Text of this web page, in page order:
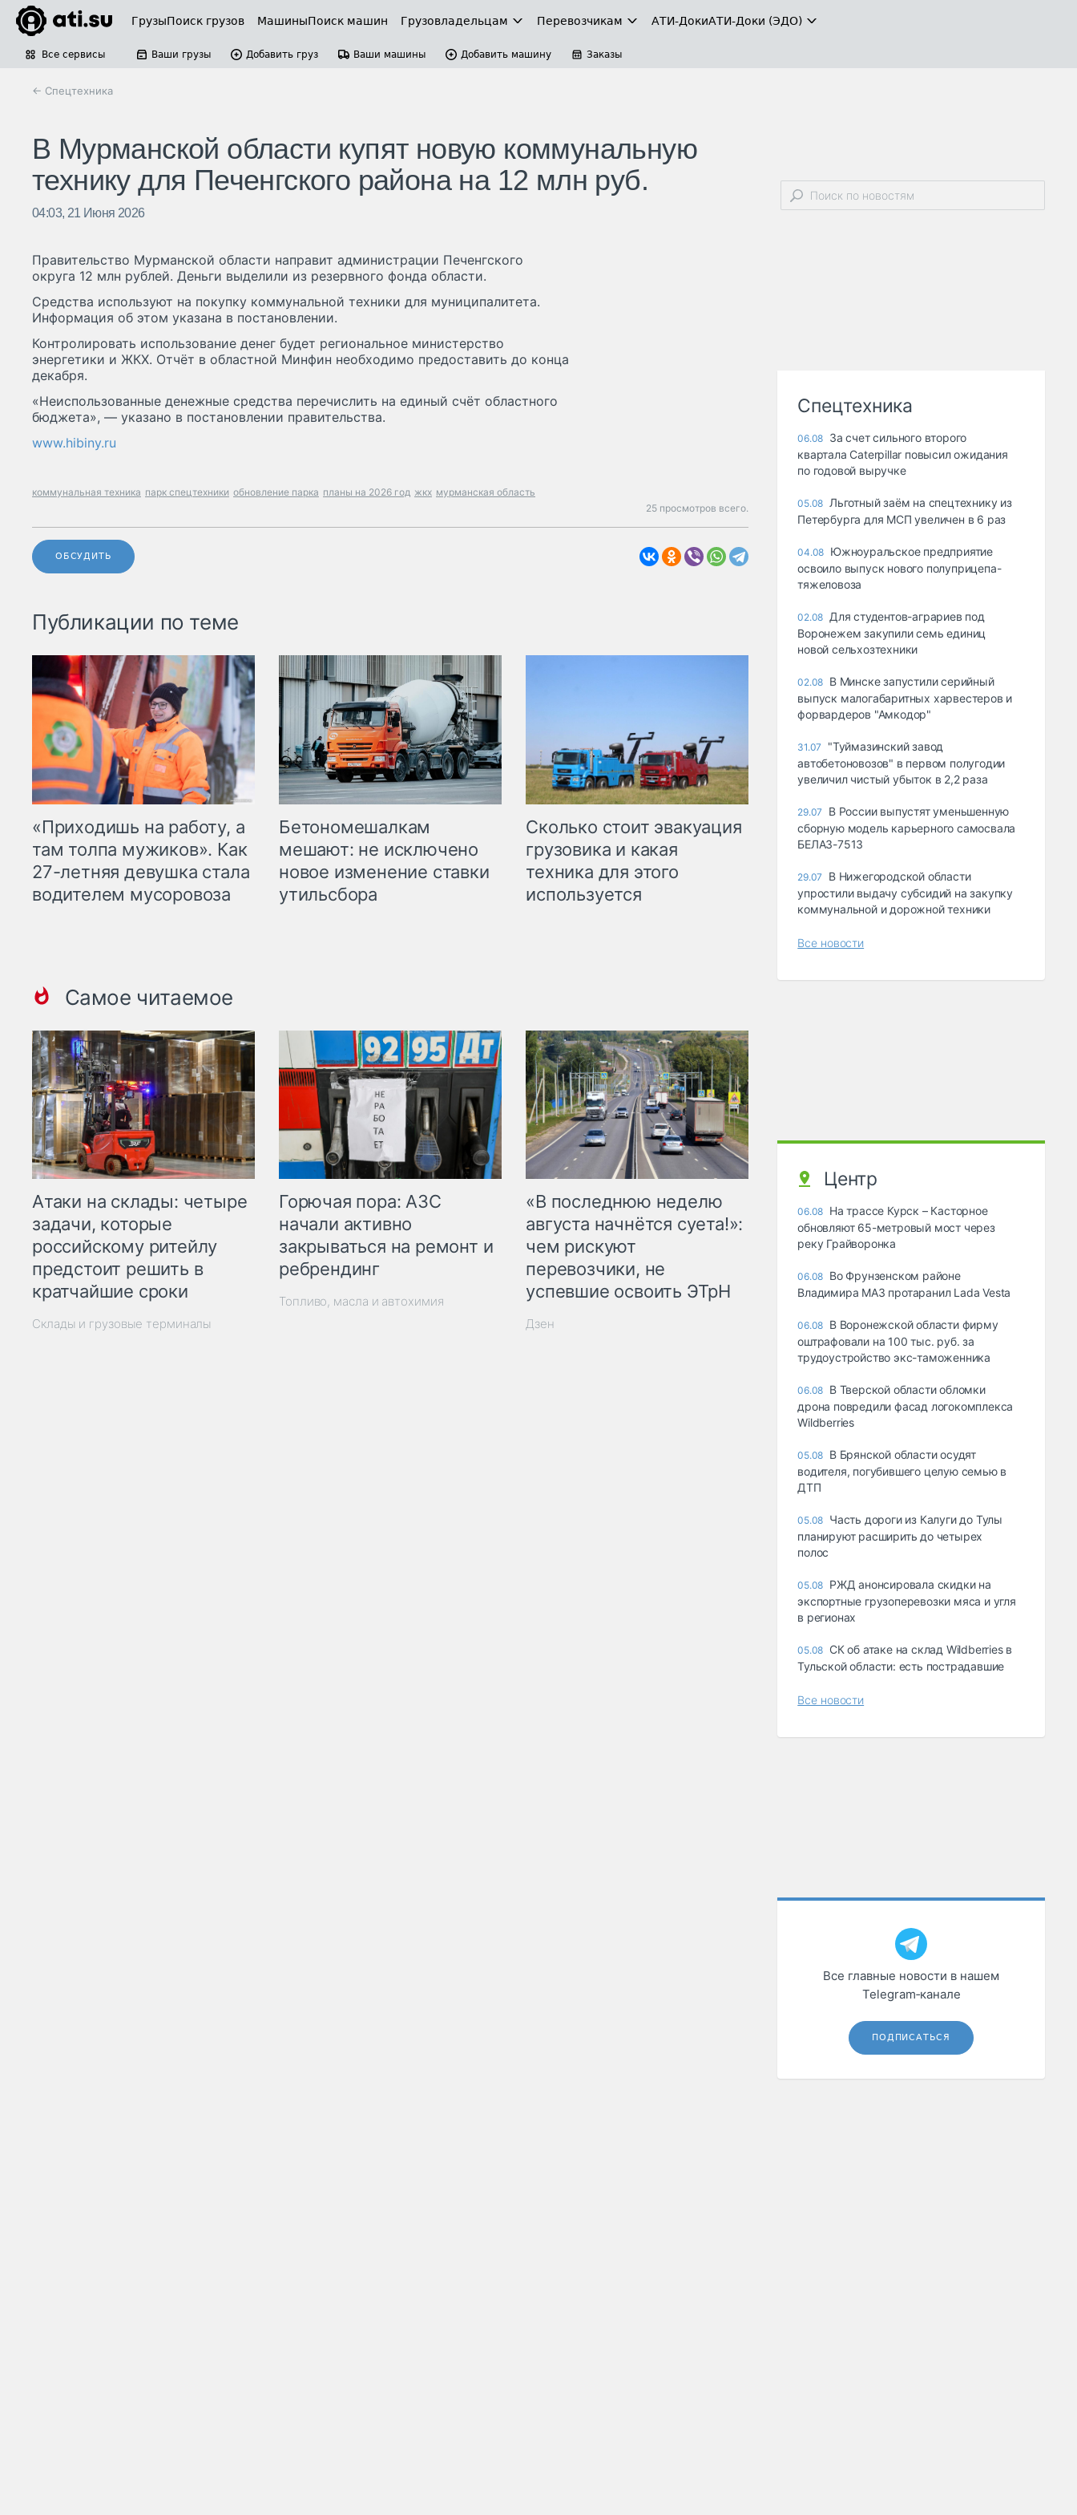
ГрузыПоиск грузов МашиныПоиск машин Грузовладельцам Перевозчикам АТИ-ДокиАТИ-Доки (ЭДО)
Все сервисы Ваши грузы Добавить груз Ваши машины Добавить машину Заказы
← Спецтехника
В Мурманской области купят новую коммунальную
технику для Печенгского района на 12 млн руб.
04:03, 21 Июня 2026
Правительство Мурманской области направит администрации Печенгского
округа 12 млн рублей. Деньги выделили из резервного фонда области.
Средства используют на покупку коммунальной техники для муниципалитета.
Информация об этом указана в постановлении.
Контролировать использование денег будет региональное министерство
энергетики и ЖКХ. Отчёт в областной Минфин необходимо предоставить до конца
декабря.
«Неиспользованные денежные средства перечислить на единый счёт областного
бюджета», — указано в постановлении правительства.
www.hibiny.ru
коммунальная техника парк спецтехники обновление парка планы на 2026 год жкх мурманская область
25 просмотров всего.
ОБСУДИТЬ
Публикации по теме
«Приходишь на работу, а
там толпа мужиков». Как
27-летняя девушка стала
водителем мусоровоза
Бетономешалкам
мешают: не исключено
новое изменение ставки
утильсбора
Сколько стоит эвакуация
грузовика и какая
техника для этого
используется
Самое читаемое
Атаки на склады: четыре
задачи, которые
российскому ритейлу
предстоит решить в
кратчайшие сроки
Склады и грузовые терминалы
Горючая пора: АЗС
начали активно
закрываться на ремонт и
ребрендинг
Топливо, масла и автохимия
«В последнюю неделю
августа начнётся суета!»:
чем рискуют
перевозчики, не
успевшие освоить ЭТрН
Дзен
Спецтехника
06.08 За счет сильного второго
квартала Caterpillar повысил ожидания
по годовой выручке
05.08 Льготный заём на спецтехнику из
Петербурга для МСП увеличен в 6 раз
04.08 Южноуральское предприятие
освоило выпуск нового полуприцепа-
тяжеловоза
02.08 Для студентов-аграриев под
Воронежем закупили семь единиц
новой сельхозтехники
02.08 В Минске запустили серийный
выпуск малогабаритных харвестеров и
форвардеров "Амкодор"
31.07
"Туймазинский завод
автобетоновозов" в первом полугодии
увеличил чистый убыток в 2,2 раза
29.07
В России выпустят уменьшенную
сборную модель карьерного самосвала
БЕЛАЗ-7513
29.07
В Нижегородской области
упростили выдачу субсидий на закупку
коммунальной и дорожной техники
Все новости
Центр
06.08 На трассе Курск – Касторное
обновляют 65-метровый мост через
реку Грайворонка
06.08 Во Фрунзенском районе
Владимира МАЗ протаранил Lada Vesta
06.08 В Воронежской области фирму
оштрафовали на 100 тыс. руб. за
трудоустройство экс-таможенника
06.08 В Тверской области обломки
дрона повредили фасад логокомплекса
Wildberries
05.08 В Брянской области осудят
водителя, погубившего целую семью в
ДТП
05.08 Часть дороги из Калуги до Тулы
планируют расширить до четырех
полос
05.08 РЖД анонсировала скидки на
экспортные грузоперевозки мяса и угля
в регионах
05.08 СК об атаке на склад Wildberries в
Тульской области: есть пострадавшие
Все новости
Все главные новости в нашем
Telegram‑канале
ПОДПИСАТЬСЯ